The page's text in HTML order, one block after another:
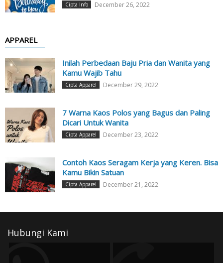
Cipta Info December 26, 2022
APPAREL
Inilah Perbedaan Baju Pria dan Wanita yang
Kamu Wajib Tahu
Cipta Apparel December 29, 2022
7 Warna Kaos Polos yang Bagus dan Paling
Dicari Untuk Wanita
Cipta Apparel December 23, 2022
Contoh Kaos Seragam Kerja yang Keren. Bisa
Kamu Bikin Satuan
Cipta Apparel December 21, 2022
Hubungi Kami